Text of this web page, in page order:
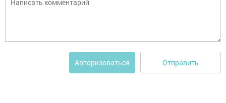
Авторизоваться Отправить